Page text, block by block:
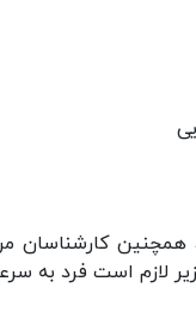
کارشناسان
لازم است فرد به